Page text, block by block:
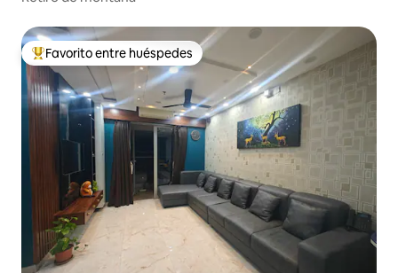
Favorito entre los huéspedes más destacados
Favorito entre huéspedes